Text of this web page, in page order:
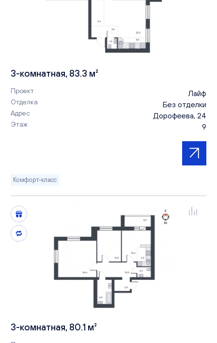
3-комнатная, 83.3 м²
Проект Лайф
Отделка Без отделки
Адрес Дорофеева, 24
Этаж 9
Комфорт-класс
3-комнатная, 80.1 м²